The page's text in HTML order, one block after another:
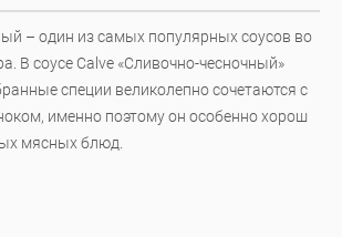
– один из самых популярных соусов во
В соусе Calve «Сливочно-чесночный»
специи великолепно сочетаются с
именно поэтому он особенно хорош
мясных блюд.